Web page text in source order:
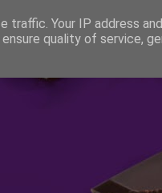
traffic. Your IP address
quality of service,